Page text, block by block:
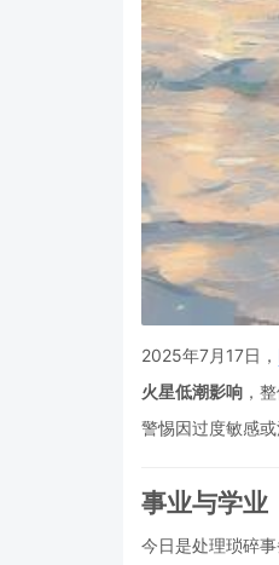
2025年7月17日，
火星低潮影响 ，
警惕因过度敏感
事业与学业
今日是处理琐碎